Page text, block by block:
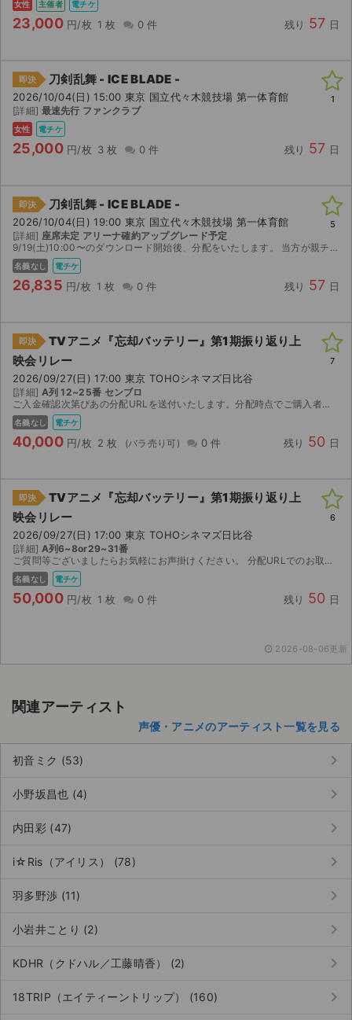
女性 主催者 電チケ
23,000 円/枚 1 枚 0 件 残り 57 日
即決 刀剣乱舞 - ICE BLADE -
2026/10/04(日) 15:00 東京 国立代々木競技場 第一体育館
[詳細] 最速先行 ファンクラブ
女性 電チケ
25,000 円/枚 3 枚 0 件 残り 57 日
1
即決 刀剣乱舞 - ICE BLADE -
2026/10/04(日) 19:00 東京 国立代々木競技場 第一体育館
[詳細] 座席未定 アリーナ確約アップグレード予定
9/19(土)10:00〜のダウンロード開始後、分配をいたします。 当方が親チケ、お譲りするのは子チケです。 分配に氏名と電話番号が必要なため、お支払い後に取引メッセージにてお教え下さい。
名義なし 電チケ
26,835 円/枚 1 枚 0 件 残り 57 日
5
即決
TVアニメ『忘却バッテリー』第1期振り返り上
映会リレー
2026/09/27(日) 17:00 東京 TOHOシネマズ日比谷
[詳細] A列 12~25番 センブロ
ご入金確認次第ぴあの分配URLを送付いたします。分配時点でご購入者様の名義になりますので速やかにお受け取り評価よろしくお願いいたします。
名義なし 電チケ
40,000 円/枚 2 枚 0 件 残り 50 日
7
即決
TVアニメ『忘却バッテリー』第1期振り返り上
映会リレー
2026/09/27(日) 17:00 東京 TOHOシネマズ日比谷
[詳細] A列6~8or29~31番
ご質問等ございましたらお気軽にお声掛けください。 分配URLでのお取引ですので御自身のお名前に変換されます。公演中止以外の返金対応不可。
名義なし 電チケ
50,000 円/枚 1 枚 0 件 残り 50 日
6
2026-08-06更新
関連アーティスト
声優・アニメのアーティスト一覧を見る
初音ミク (53) keyboard_arrow_right
小野坂昌也 (4) keyboard_arrow_right
内田彩 (47) keyboard_arrow_right
i☆Ris（アイリス） (78) keyboard_arrow_right
羽多野渉 (11) keyboard_arrow_right
小岩井ことり (2) keyboard_arrow_right
KDHR（クドハル／工藤晴香） (2) keyboard_arrow_right
18TRIP（エイティーントリップ） (160) keyboard_arrow_right